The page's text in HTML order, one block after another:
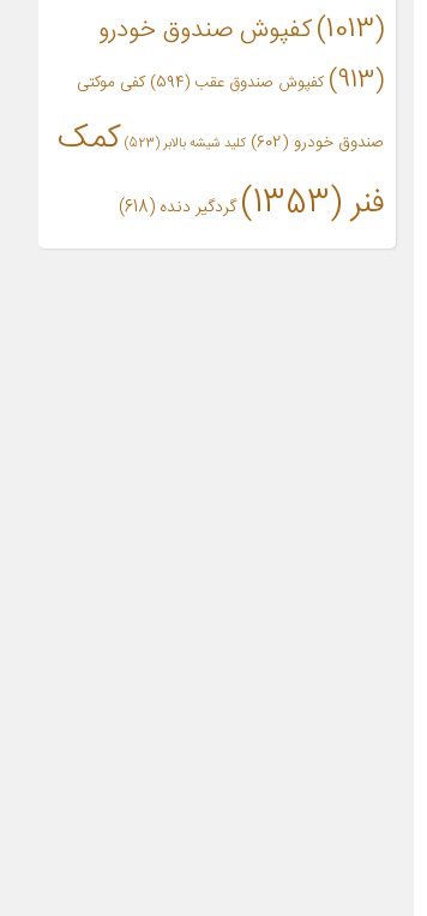
(1013)
کفپوش صندوق خودرو
(913)
کفپوش صندوق عقب (594) کفی موکتی
صندوق خودرو (602) کلید شیشه بالابر(523)
کمک
فنر(1353) گردگیر دنده (618)